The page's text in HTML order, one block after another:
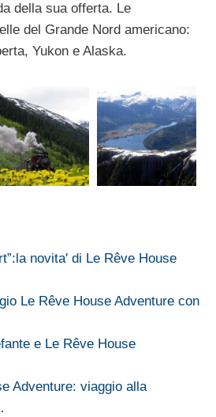
della sua offerta. Le
del Grande Nord americano:
Yukon e Alaska.
novita' di Le Rêve House
Le Rêve House Adventure con
e Le Rêve House
Adventure: viaggio alla